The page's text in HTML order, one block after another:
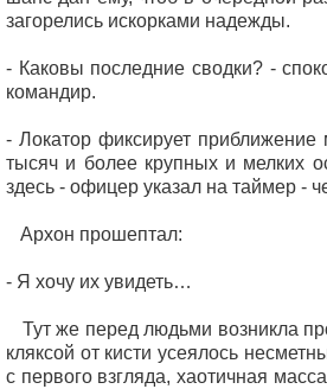
загорелись искорками надежды.
- Каковы последние сводки? -
командир.
- Локатор фиксирует приближение
тысяч и более крупных и мелких
здесь - офицер указал на таймер -
Архон прошептал:
- Я хочу их увидеть…
Тут же перед людьми возникла
кляксой от кисти усеялось
с первого взгляда, хаотичная